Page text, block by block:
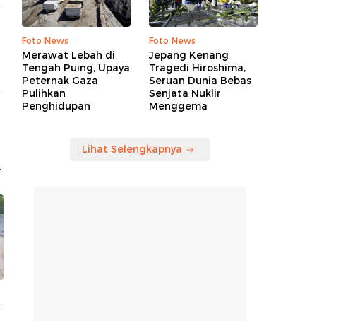
Foto News
Merawat Lebah di
Tengah Puing, Upaya
Peternak Gaza
Pulihkan
Penghidupan
Foto News
Jepang Kenang
Tragedi Hiroshima,
Seruan Dunia Bebas
Senjata Nuklir
Menggema
Lihat Selengkapnya